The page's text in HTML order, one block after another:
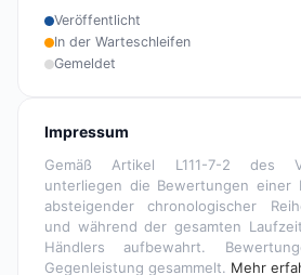
Veröffentlicht
In der Warteschleifen
Gemeldet
Impressum
Gemäß Artikel L111-7-2 des
unterliegen die Bewertungen einer
absteigender chronologischer
und während der gesamten
Händlers aufbewahrt.
Gegenleistung gesammelt. Mehr